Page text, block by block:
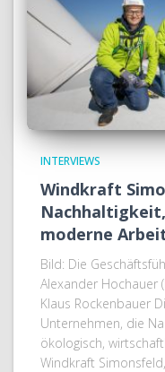
INTERVIEWS
Windkraft
moderne
Bild: Die
Alexander Hochauer
Klaus Rockenbauer
Unternehmen, die
ökologisch,
Windkraft